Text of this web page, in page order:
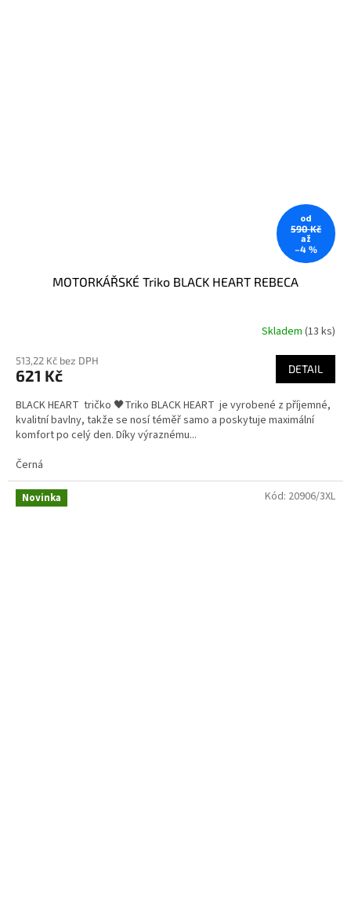
od
590 Kč
až
–4 %
MOTORKÁŘSKÉ Triko BLACK HEART REBECA
Skladem (13 ks)
513,22 Kč bez DPH
621 Kč DETAIL
BLACK HEART tričko 🖤Triko BLACK HEART je vyrobené z příjemné,
kvalitní bavlny, takže se nosí téměř samo a poskytuje maximální
komfort po celý den. Díky výraznému...
Černá
Novinka Kód: 20906/3XL